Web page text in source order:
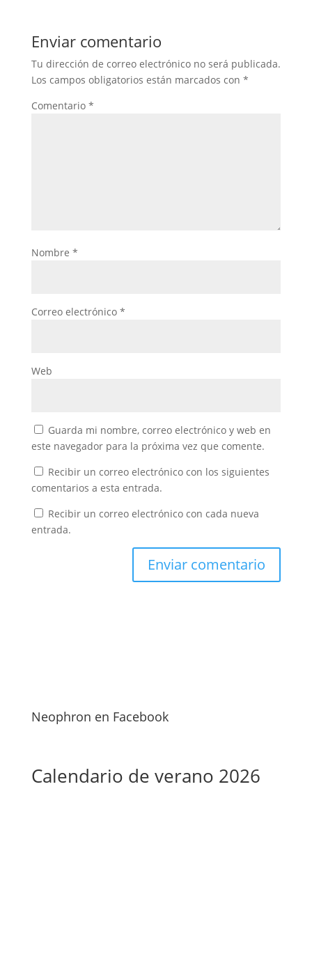
Enviar comentario
Tu dirección de correo electrónico no será publicada.
Los campos obligatorios están marcados con *
Comentario *
Nombre *
Correo electrónico *
Web
Guarda mi nombre, correo electrónico y web en
este navegador para la próxima vez que comente.
Recibir un correo electrónico con los siguientes
comentarios a esta entrada.
Recibir un correo electrónico con cada nueva
entrada.
Neophron en Facebook
Calendario de verano 2026